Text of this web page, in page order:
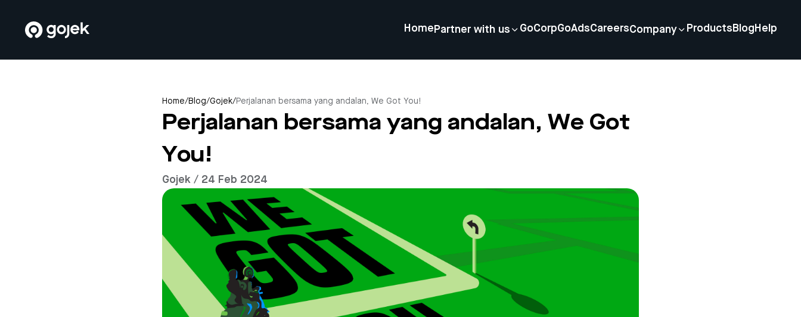
Home Partner with us GoCorpGoAdsCareersCompany Products Blog Help
Home/Blog/Gojek/Perjalanan bersama yang andalan, We Got You!
Perjalanan bersama yang andalan, We Got
You!
Gojek / 24 Feb 2024